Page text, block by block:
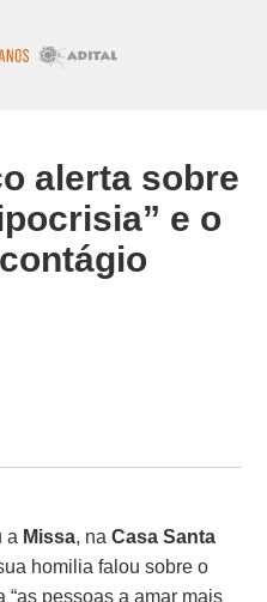
alerta sobre
e o
a Missa, naCasa Santa
homilia falou sobre o
pessoas a amar mais